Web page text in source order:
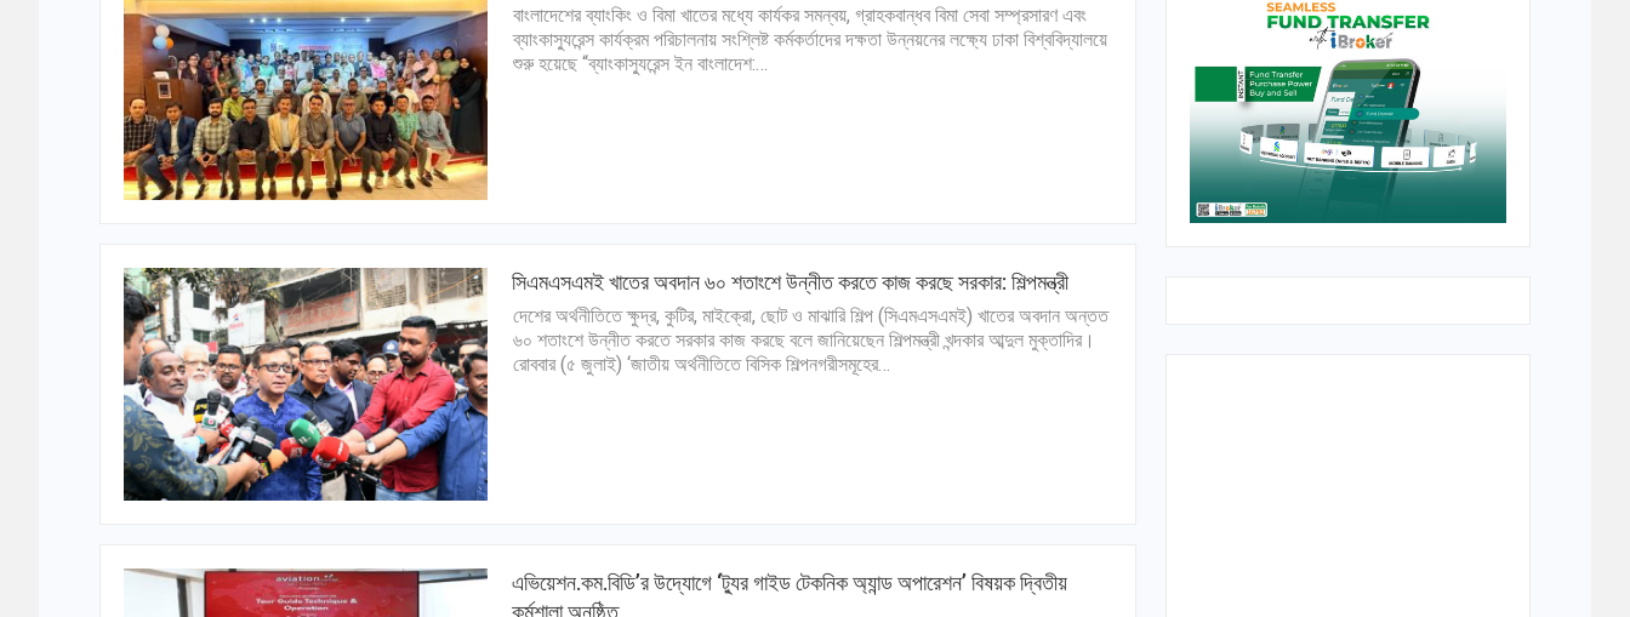
বাংলাদেশের ব্যাংকিং ও বিমা খাতের মধ্যে কার্যকর সমন্বয়, গ্রাহকবান্ধব বিমা সেবা সম্প্রসারণ এবং
ব্যাংকাস্যুরেন্স কার্যক্রম পরিচালনায় সংশ্লিষ্ট কর্মকর্তাদের দক্ষতা উন্নয়নের লক্ষ্যে ঢাকা বিশ্ববিদ্যালয়ে
শুরু হয়েছে “ব্যাংকাস্যুরেন্স ইন বাংলাদেশ:…
সিএমএসএমই খাতের অবদান ৬০ শতাংশে উন্নীত করতে কাজ করছে সরকার: শিল্পমন্ত্রী
দেশের অর্থনীতিতে ক্ষুদ্র, কুটির, মাইক্রো, ছোট ও মাঝারি শিল্প (সিএমএসএমই) খাতের অবদান অন্তত
৬০ শতাংশে উন্নীত করতে সরকার কাজ করছে বলে জানিয়েছেন শিল্পমন্ত্রী খন্দকার আব্দুল মুক্তাদির।
রোববার (৫ জুলাই) ‘জাতীয় অর্থনীতিতে বিসিক শিল্পনগরীসমূহের…
এভিয়েশন.কম.বিডি’র উদ্যোগে ‘ট্যুর গাইড টেকনিক অ্যান্ড অপারেশন’ বিষয়ক দ্বিতীয়
কর্মশালা অনুষ্ঠিত